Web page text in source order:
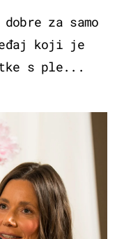
za samo
koji je
s ple...